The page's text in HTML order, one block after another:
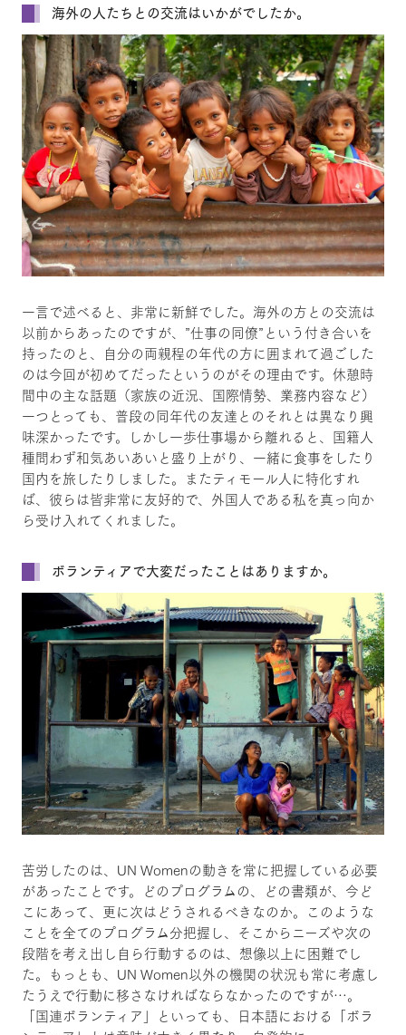
海外の人たちとの交流はいかがでしたか。
一言で述べると、非常に新鮮でした。海外の方との交流は
以前からあったのですが、”仕事の同僚”という付き合いを
持ったのと、自分の両親程の年代の方に囲まれて過ごした
のは今回が初めてだったというのがその理由です。休憩時
間中の主な話題（家族の近況、国際情勢、業務内容など）
一つとっても、普段の同年代の友達とのそれとは異なり興
味深かったです。しかし一歩仕事場から離れると、国籍人
種問わず和気あいあいと盛り上がり、一緒に食事をしたり
国内を旅したりしました。またティモール人に特化すれ
ば、彼らは皆非常に友好的で、外国人である私を真っ向か
ら受け入れてくれました。
ボランティアで大変だったことはありますか。
苦労したのは、UN Womenの動きを常に把握している必要
があったことです。どのプログラムの、どの書類が、今ど
こにあって、更に次はどうされるべきなのか。このような
ことを全てのプログラム分把握し、そこからニーズや次の
段階を考え出し自ら行動するのは、想像以上に困難でし
た。もっとも、UN Women以外の機関の状況も常に考慮し
たうえで行動に移さなければならなかったのですが…。
「国連ボランティア」といっても、日本語における「ボラ